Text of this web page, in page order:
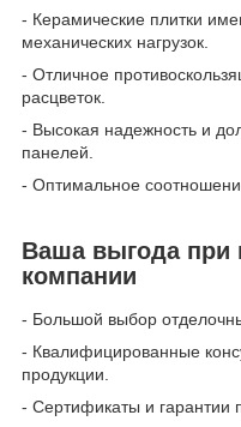
- Керамические плитки
механических нагрузок.
- Отличное
расцветок.
- Высокая надежность и
панелей.
- Оптимальное
Ваша выгода при
компании
- Большой выбор
- Квалифицированные
продукции.
- Сертификаты и гарантии